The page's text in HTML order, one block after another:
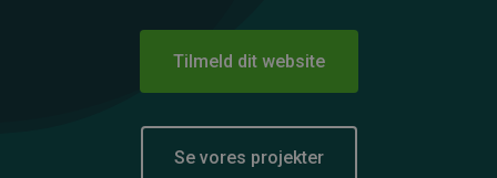
Tilmeld dit website
Se vores projekter